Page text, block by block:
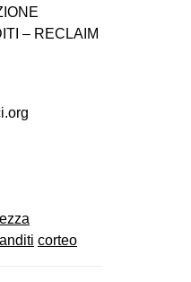
– RECLAIM
corteo